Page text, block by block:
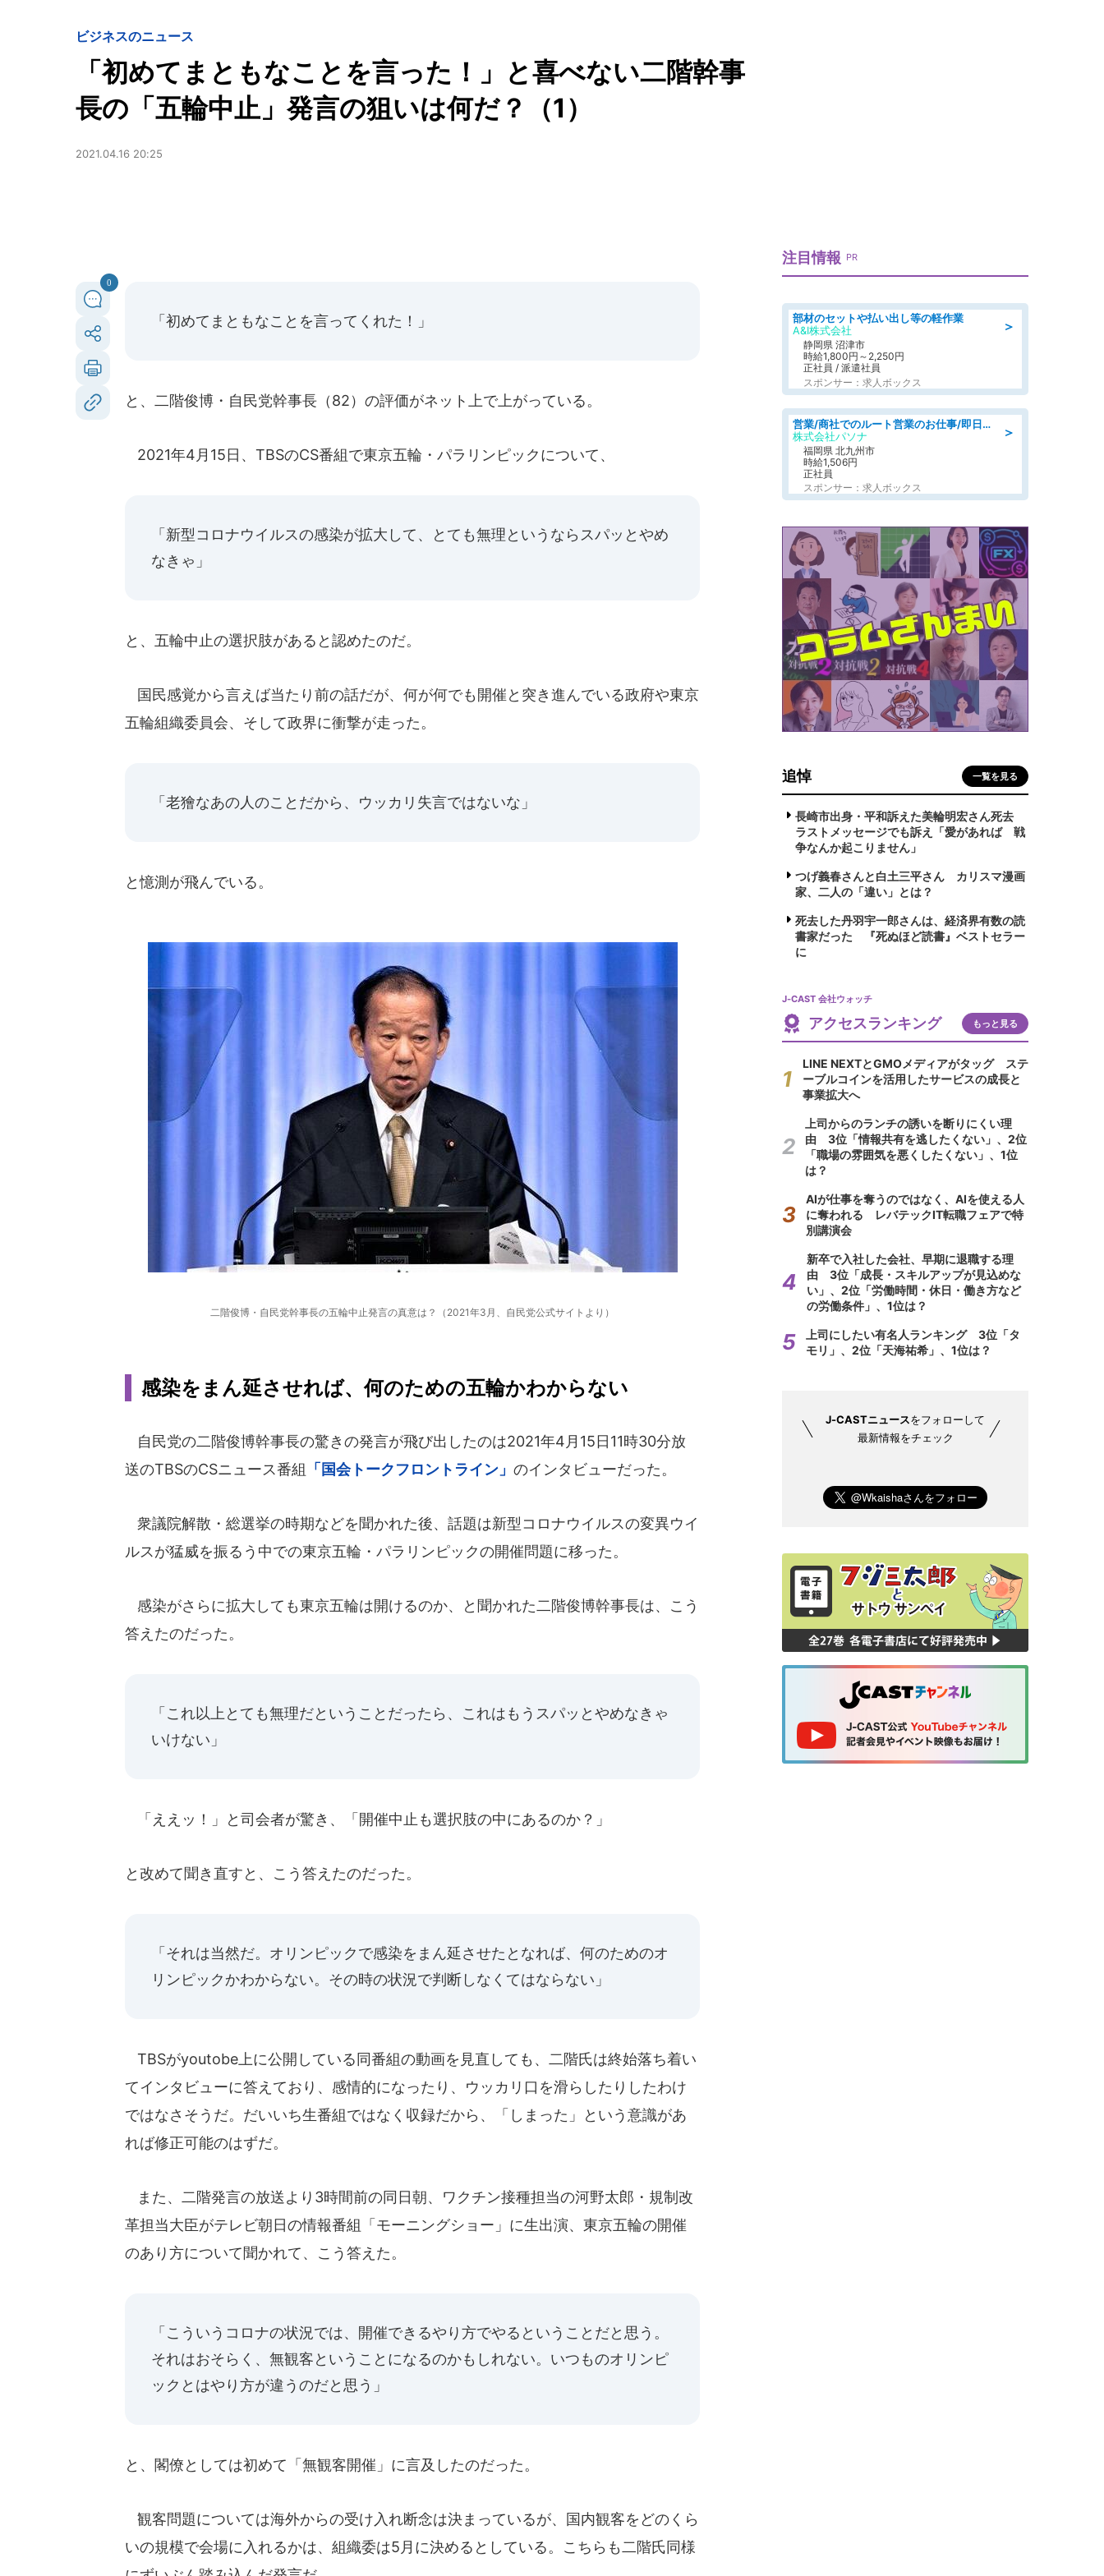
ビジネスのニュース
「初めてまともなことを言った！」と喜べない二階幹事
長の「五輪中止」発言の狙いは何だ？（1）
2021.04.16 20:25
0
「初めてまともなことを言ってくれた！」
と、二階俊博・自民党幹事長（82）の評価がネット上で上がっている。
2021年4月15日、TBSのCS番組で東京五輪・パラリンピックについて、
「新型コロナウイルスの感染が拡大して、とても無理というならスパッとやめ
なきゃ」
と、五輪中止の選択肢があると認めたのだ。
国民感覚から言えば当たり前の話だが、何が何でも開催と突き進んでいる政府や東京
五輪組織委員会、そして政界に衝撃が走った。
「老獪なあの人のことだから、ウッカリ失言ではないな」
と憶測が飛んでいる。
二階俊博・自民党幹事長の五輪中止発言の真意は？（2021年3月、自民党公式サイトより）
感染をまん延させれば、何のための五輪かわからない
自民党の二階俊博幹事長の驚きの発言が飛び出したのは2021年4月15日11時30分放
送のTBSのCSニュース番組 「国会トークフロントライン」 のインタビューだった。
衆議院解散・総選挙の時期などを聞かれた後、話題は新型コロナウイルスの変異ウイ
ルスが猛威を振るう中での東京五輪・パラリンピックの開催問題に移った。
感染がさらに拡大しても東京五輪は開けるのか、と聞かれた二階俊博幹事長は、こう
答えたのだった。
「これ以上とても無理だということだったら、これはもうスパッとやめなきゃ
いけない」
「ええッ！」と司会者が驚き、「開催中止も選択肢の中にあるのか？」
と改めて聞き直すと、こう答えたのだった。
「それは当然だ。オリンピックで感染をまん延させたとなれば、何のためのオ
リンピックかわからない。その時の状況で判断しなくてはならない」
TBSがyoutobe上に公開している同番組の動画を見直しても、二階氏は終始落ち着い
てインタビューに答えており、感情的になったり、ウッカリ口を滑らしたりしたわけ
ではなさそうだ。だいいち生番組ではなく収録だから、「しまった」という意識があ
れば修正可能のはずだ。
また、二階発言の放送より3時間前の同日朝、ワクチン接種担当の河野太郎・規制改
革担当大臣がテレビ朝日の情報番組「モーニングショー」に生出演、東京五輪の開催
のあり方について聞かれて、こう答えた。
「こういうコロナの状況では、開催できるやり方でやるということだと思う。
それはおそらく、無観客ということになるのかもしれない。いつものオリンピ
ックとはやり方が違うのだと思う」
と、閣僚としては初めて「無観客開催」に言及したのだった。
観客問題については海外からの受け入れ断念は決まっているが、国内観客をどのくら
いの規模で会場に入れるかは、組織委は5月に決めるとしている。こちらも二階氏同様
注目情報 PR
＞
部材のセットや払い出し等の軽作業
A&I株式会社
静岡県 沼津市
時給1,800円～2,250円
正社員 / 派遣社員
スポンサー：求人ボックス
＞
営業/商社でのルート営業のお仕事/即日勤務可/車通勤可/営業
株式会社パソナ
福岡県 北九州市
時給1,506円
正社員
スポンサー：求人ボックス
追悼 一覧を見る
長崎市出身・平和訴えた美輪明宏さん死去
ラストメッセージでも訴え「愛があれば 戦
争なんか起こりません」
つげ義春さんと白土三平さん カリスマ漫画
家、二人の「違い」とは？
死去した丹羽宇一郎さんは、経済界有数の読
書家だった 『死ぬほど読書』ベストセラー
に
J-CAST 会社ウォッチ
アクセスランキング もっと見る
LINE NEXTとGMOメディアがタッグ ステ
ーブルコインを活用したサービスの成長と
事業拡大へ
上司からのランチの誘いを断りにくい理
由 3位「情報共有を逃したくない」、2位
「職場の雰囲気を悪くしたくない」、1位
は？
AIが仕事を奪うのではなく、AIを使える人
に奪われる レバテックIT転職フェアで特
別講演会
新卒で入社した会社、早期に退職する理
由 3位「成長・スキルアップが見込めな
い」、2位「労働時間・休日・働き方など
の労働条件」、1位は？
上司にしたい有名人ランキング 3位「タ
モリ」、2位「天海祐希」、1位は？
J-CASTニュースをフォローして
最新情報をチェック